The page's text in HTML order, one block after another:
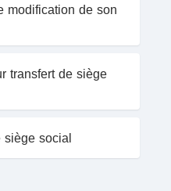
modification de son
transfert de siège
siège social